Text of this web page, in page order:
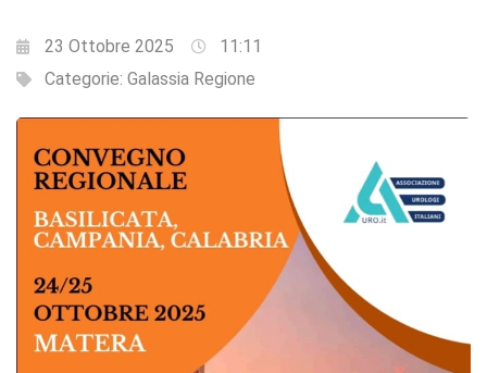
23 Ottobre 2025
11:11
Categorie: Galassia Regione